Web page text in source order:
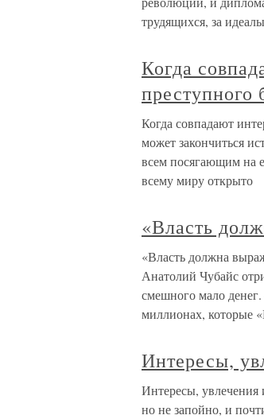
трудящихся, за идеалы
Когда
преступного
Когда совпадают
может закончиться
всем посягающим на
всему миру открыто
«Власть
«Власть должна
Анатолий Чубайс
смешного мало
миллионах, которые
Интересы,
Интересы,
но не запойно, и